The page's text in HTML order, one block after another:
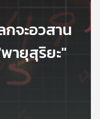
จะอวสาน
ายุสุริยะ"